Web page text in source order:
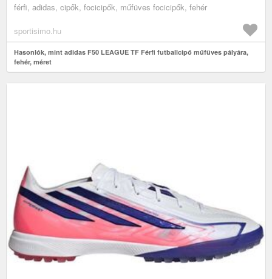
férfi, adidas, cipők, focicipők, műfüves focicipők, fehér
sportisimo.hu
Hasonlók, mint adidas F50 LEAGUE TF Férfi futballcipő műfüves pályára,
fehér, méret